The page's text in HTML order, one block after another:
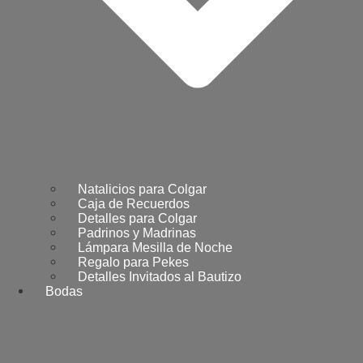
Natalicios para Colgar
Caja de Recuerdos
Detalles para Colgar
Padrinos y Madrinas
Lámpara Mesilla de Noche
Regalo para Pekes
Detalles Invitados al Bautizo
Bodas